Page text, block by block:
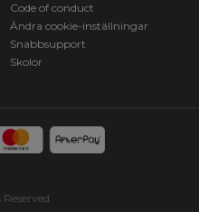
Code of conduct
Ändra cookie-inställningar
Snabbsupport
Skolor